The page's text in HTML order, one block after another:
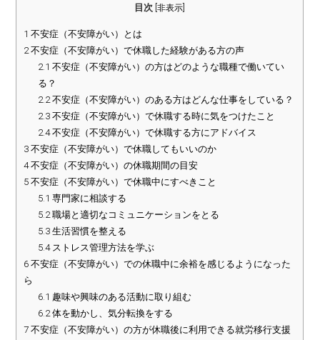
目次 [非表示
1 不安症（不安障がい）とは
2不安症（不安障がい）で休職した経験がある方の声
2.1 不安症（不安障がい）の方はどのような職種で働いてい
る？
2.2不安症（不安障がい）のある方はどんな仕事をしている？
2.3 不安症（不安障がい）で休職する時に気をつけたこと
2.4不安症（不安障がい）で休職する方にアドバイス
3 不安症（不安障がい）で休職してもいいのか
4不安症（不安障がい）の休職期間の目安
5 不安症（不安障がい）で休職中にすべきこと
5.1 専門家に相談する
5.2職場と適切なコミュニケーションをとる
5.3 生活習慣を整える
5.4ストレス管理方法を学ぶ
6 不安症（不安障がい）での休職中に余裕を感じるようになった
ら
6.1 趣味や興味のある活動に取り組む
6.2体を動かし、気分転換をする
7 不安症（不安障がい）の方が休職後に利用できる就労移行支援